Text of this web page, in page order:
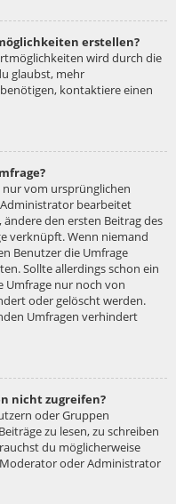
erstellen?
wird durch die
glaubst, mehr
kontaktiere einen
vom ursprünglichen
bearbeitet
den ersten Beitrag des
verknüpft. Wenn niemand
Benutzer die Umfrage
Sollte allerdings schon ein
Umfrage nur noch von
oder gelöscht werden.
Umfragen verhindert
nicht zugreifen?
oder Gruppen
zu lesen, zu schreiben
du möglicherweise
oder Administrator